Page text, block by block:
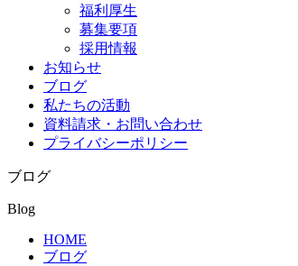
福利厚生
募集要項
採用情報
お知らせ
ブログ
私たちの活動
資料請求・お問い合わせ
プライバシーポリシー
ブログ
Blog
HOME
ブログ